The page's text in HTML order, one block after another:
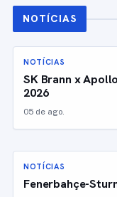
NOTÍCIAS
NOTÍCIAS
SK Brann x
2026
05 de ago.
NOTÍCIAS
Fenerbahçe-